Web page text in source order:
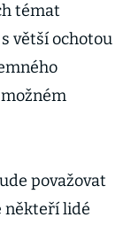
témat
větší ochotou
považovat
někteří lidé